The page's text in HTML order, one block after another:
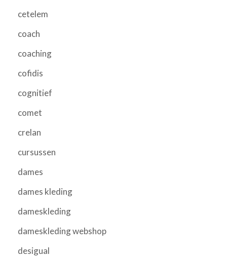
cetelem
coach
coaching
cofidis
cognitief
comet
crelan
cursussen
dames
dames kleding
dameskleding
dameskleding webshop
desigual